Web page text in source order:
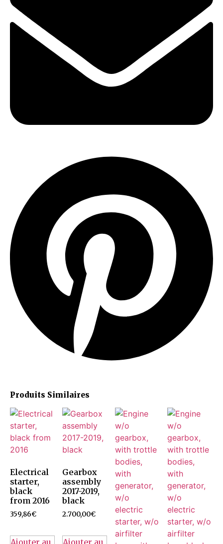
Produits Similaires
Electrical
starter,
black
from 2016
359,86€
Gearbox
assembly
2017-2019,
black
2.700,00€